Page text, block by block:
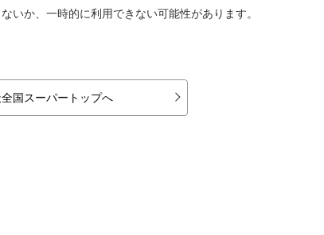
いか、一時的に利用できない可能性があります。
国スーパートップへ